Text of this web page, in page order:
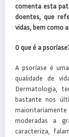
comenta esta
doentes, que
vidas, bem como
O que é a
A psoríase é
qualidade de
Dermatologia,
bastante nos
moderadas a
caracteriza,